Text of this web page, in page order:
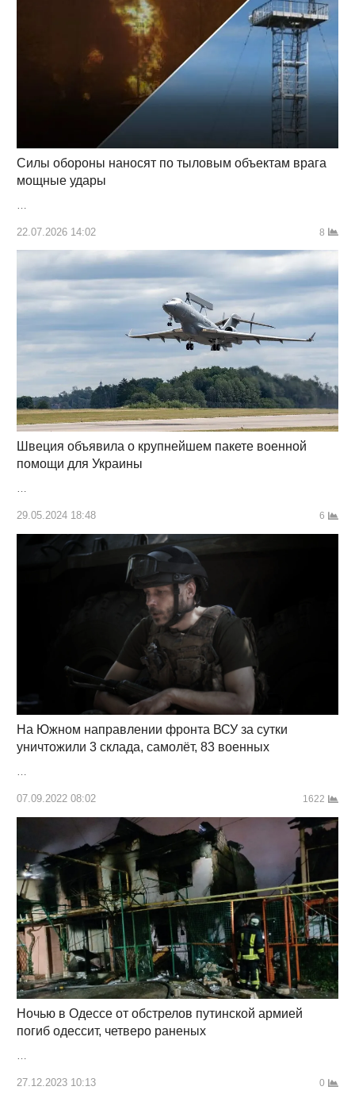
Силы обороны наносят по тыловым объектам врага
мощные удары
22.07.2026 14:02 8
Швеция объявила о крупнейшем пакете военной
помощи для Украины
29.05.2024 18:48 6
На Южном направлении фронта ВСУ за сутки
уничтожили 3 склада, самолёт, 83 военных
…
07.09.2022 08:02 1622
Ночью в Одессе от обстрелов путинской армией
погиб одессит, четверо раненых
27.12.2023 10:13 0